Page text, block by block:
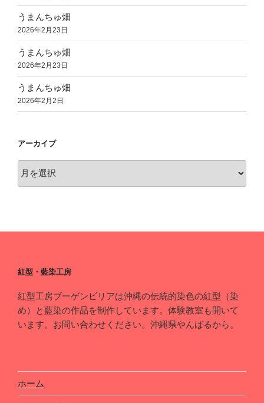
うまんちゅ畑
2026年2月23日
うまんちゅ畑
2026年2月23日
うまんちゅ畑
2026年2月2日
アーカイブ
ア
紅型・藍染工房
紅型工房ブーゲンビリアは沖縄の伝統的染色の紅型（染
め）と藍染の作品を制作しています。体験教室も開いて
います。お問い合わせください。沖縄県やんばるから。
ホーム